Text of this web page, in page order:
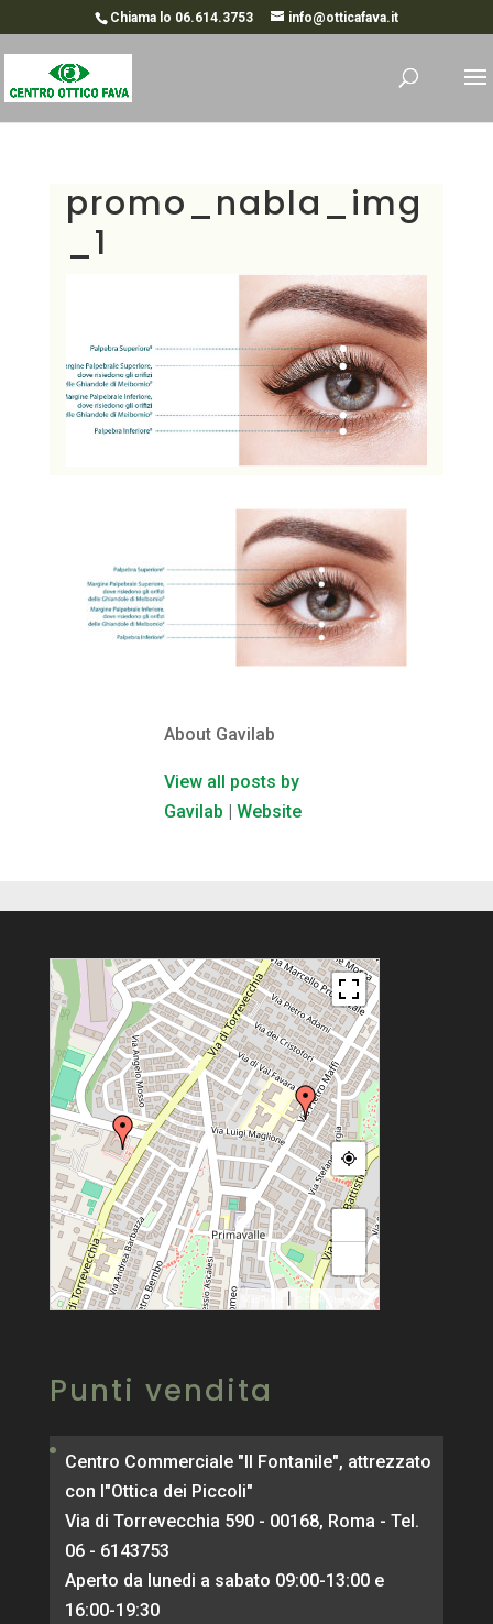
Chiama lo 06.614.3753 info@otticafava.it
promo_nabla_img
_1
About Gavilab
View all posts by
Gavilab
Website
© OpenStreetMap
Punti vendita
Centro Commerciale "Il Fontanile", attrezzato
con l"Ottica dei Piccoli"
Via di Torrevecchia 590 - 00168, Roma - Tel.
06 - 6143753
Aperto da lunedi a sabato 09:00-13:00 e
16:00-19:30